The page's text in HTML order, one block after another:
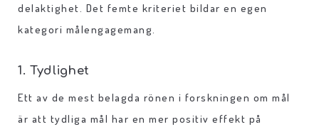
delaktighet. Det femte kriteriet bildar en egen
kategori målengagemang.
1. Tydlighet
Ett av de mest belagda rönen i forskningen om mål
är att tydliga mål har en mer positiv effekt på